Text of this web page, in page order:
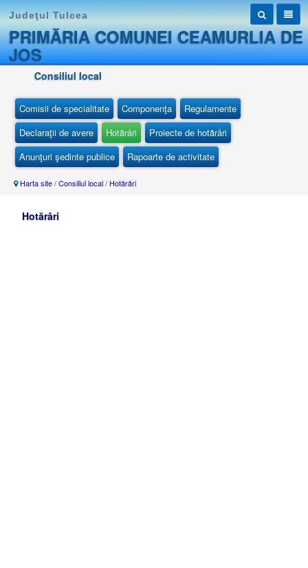
Judeţul Tulcea
PRIMĂRIA COMUNEI CEAMURLIA DE
JOS
Consiliul local
Comisii de specialitate Componenţa
Regulamente
Declaraţii de avere
Hotărâri
Proiecte de hotărâri
Anunţuri şedinte publice
Rapoarte de activitate
Harta site/Consiliul local/ Hotărâri
Hotărâri